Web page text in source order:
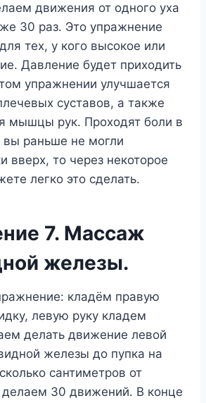
движения от одного уха
30 раз. Это упражнение
тех, у кого высокое или
Давление будет приходить
упражнении улучшается
суставов, а также
мышцы рук. Проходят боли в
вы раньше не могли
вверх, то через некоторое
легко это сделать.
7. Массаж
железы.
кладём правую
левую руку кладем
делать движение левой
железы до пупка на
сантиметров от
30 движений. В конце